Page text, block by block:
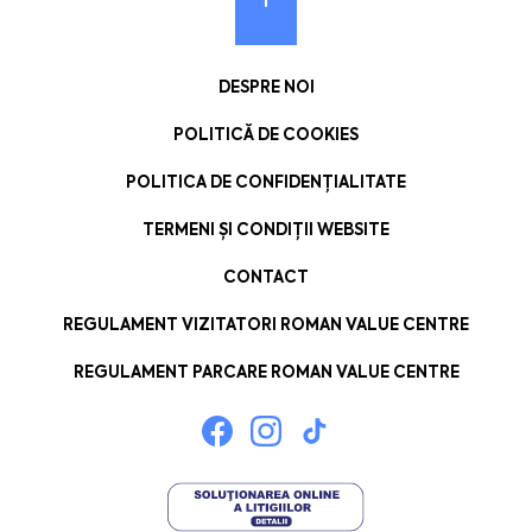
DESPRE NOI
POLITICĂ DE COOKIES
POLITICA DE CONFIDENȚIALITATE
TERMENI ȘI CONDIȚII WEBSITE
CONTACT
REGULAMENT VIZITATORI ROMAN VALUE CENTRE
REGULAMENT PARCARE ROMAN VALUE CENTRE